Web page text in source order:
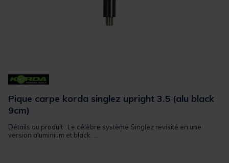
Pique carpe korda singlez upright 3.5 (alu black
9cm)
Détails du produit : Le célèbre système Singlez revisité en une
version aluminium et black. ...